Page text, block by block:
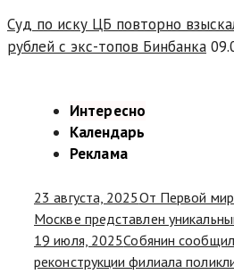
Суд по иску ЦБ повторно
рублей с экс-топов Бинбанка
Интересно
Календарь
Реклама
23 августа, 2025От Первой
Москве представлен
19 июля, 2025Собянин
реконструкции филиала